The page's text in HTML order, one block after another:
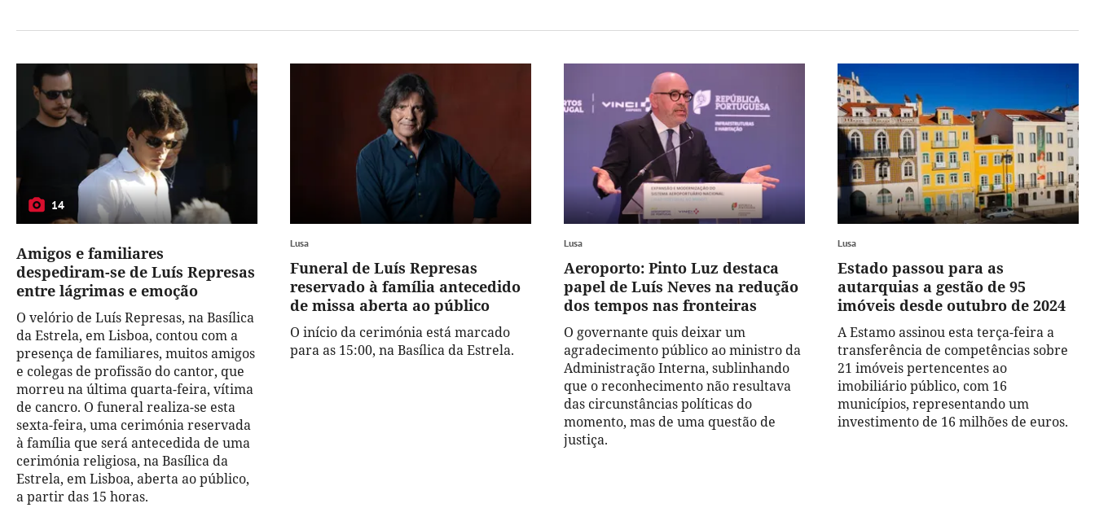
14
Amigos e familiares
despediram-se de Luís Represas
entre lágrimas e emoção
O velório de Luís Represas, na Basílica
da Estrela, em Lisboa, contou com a
presença de familiares, muitos amigos
e colegas de profissão do cantor, que
morreu na última quarta-feira, vítima
de cancro. O funeral realiza-se esta
sexta-feira, uma cerimónia reservada
à família que será antecedida de uma
cerimónia religiosa, na Basílica da
Estrela, em Lisboa, aberta ao público,
a partir das 15 horas.
Lusa
Funeral de Luís Represas
reservado à família antecedido
de missa aberta ao público
O início da cerimónia está marcado
para as 15:00, na Basílica da Estrela.
Lusa
Aeroporto: Pinto Luz destaca
papel de Luís Neves na redução
dos tempos nas fronteiras
O governante quis deixar um
agradecimento público ao ministro da
Administração Interna, sublinhando
que o reconhecimento não resultava
das circunstâncias políticas do
momento, mas de uma questão de
justiça.
Lusa
Estado passou para as
autarquias a gestão de 95
imóveis desde outubro de 2024
A Estamo assinou esta terça-feira a
transferência de competências sobre
21 imóveis pertencentes ao
imobiliário público, com 16
municípios, representando um
investimento de 16 milhões de euros.